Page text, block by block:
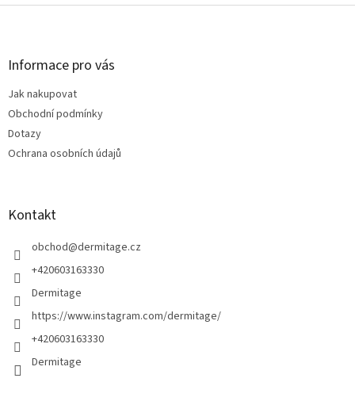
Z
Informace pro vás
Jak nakupovat
Obchodní podmínky
Dotazy
Ochrana osobních údajů
Kontakt
obchod@dermitage.cz
+420603163330
Dermitage
https://www.instagram.com/dermitage/
+420603163330
Dermitage